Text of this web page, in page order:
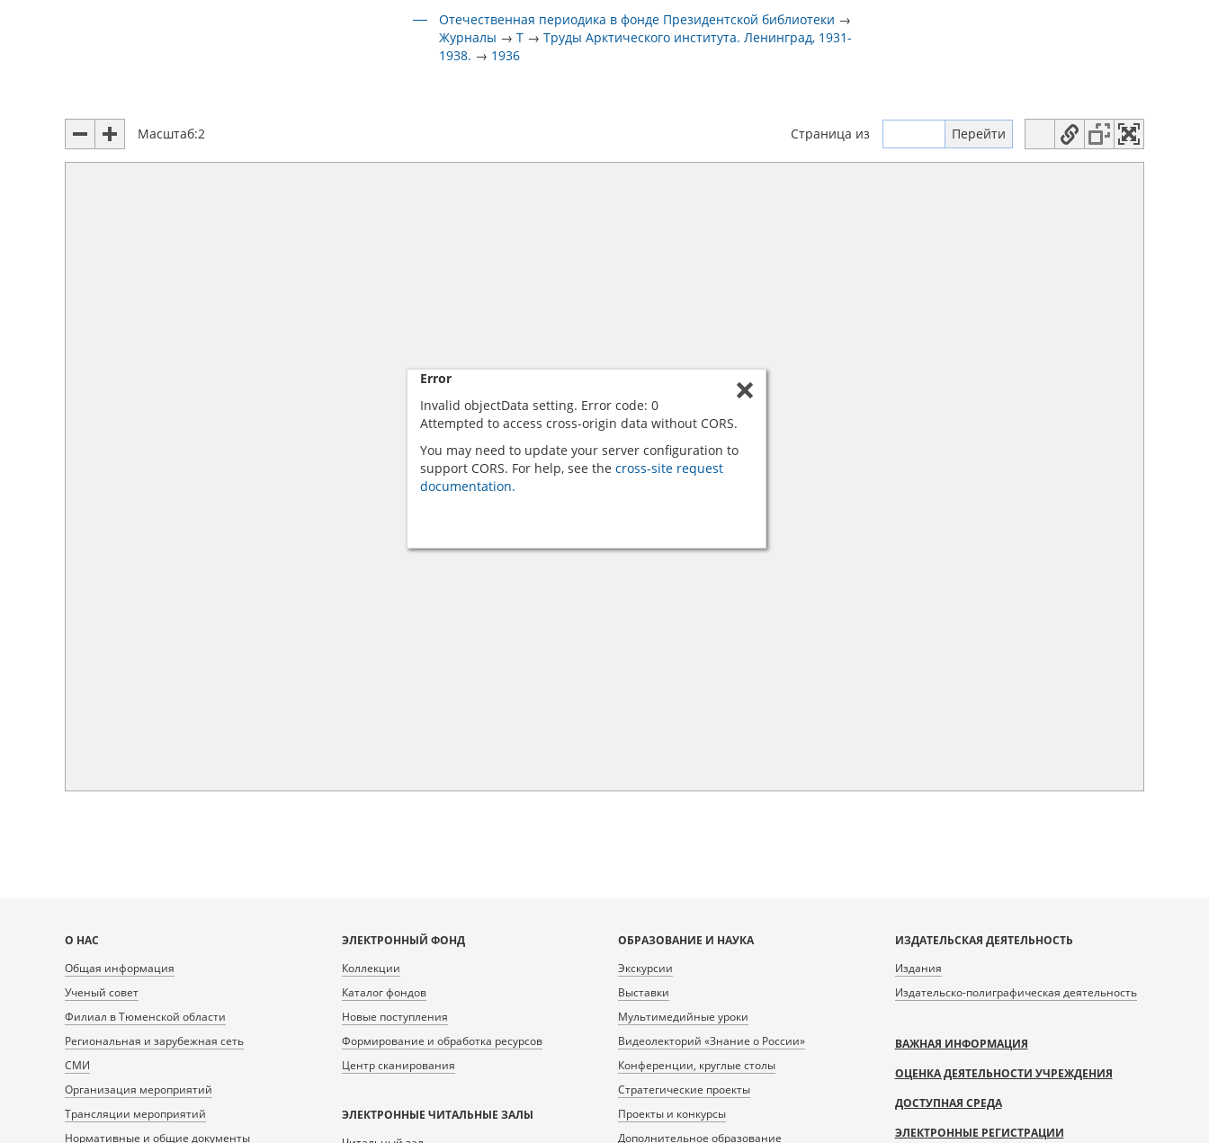
Отечественная периодика в фонде Президентской библиотеки →
Журналы →Т →Труды Арктического института. Ленинград, 1931-
1938. → 1936
Масштаб:2 Страница из
Error
Invalid objectData setting. Error code: 0
Attempted to access cross-origin data without CORS.
You may need to update your server configuration to
support CORS. For help, see the cross-site request
documentation.
Карта
сайта
О НАС
Общая информация
Ученый совет
Филиал в Тюменской области
Региональная и зарубежная сеть
СМИ
Организация мероприятий
Трансляции мероприятий
Нормативные и общие документы
ЭЛЕКТРОННЫЙ ФОНД
Коллекции
Каталог фондов
Новые поступления
Формирование и обработка ресурсов
Центр сканирования
ЭЛЕКТРОННЫЕ ЧИТАЛЬНЫЕ ЗАЛЫ
ОБРАЗОВАНИЕ И НАУКА
Экскурсии
Выставки
Мультимедийные уроки
Видеолекторий «Знание о России»
Конференции, круглые столы
Стратегические проекты
Проекты и конкурсы
Дополнительное образование
ИЗДАТЕЛЬСКАЯ ДЕЯТЕЛЬНОСТЬ
Издания
Издательско-полиграфическая деятельность
ВАЖНАЯ ИНФОРМАЦИЯ
ОЦЕНКА ДЕЯТЕЛЬНОСТИ УЧРЕЖДЕНИЯ
ДОСТУПНАЯ СРЕДА
ЭЛЕКТРОННЫЕ РЕГИСТРАЦИИ